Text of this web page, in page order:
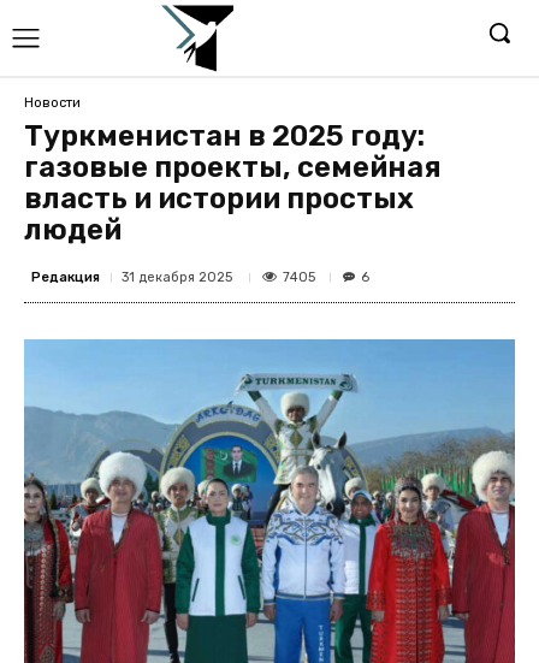
Новости
Туркменистан в 2025 году:
газовые проекты, семейная
власть и истории простых
людей
Редакция 31 декабря 2025 7405 6